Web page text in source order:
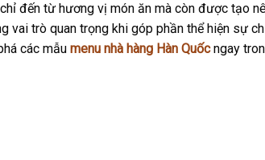
đến từ hương vị món ăn mà còn được tạo
vai trò quan trọng khi góp phần thể hiện sự
các mẫu menu nhà hàng Hàn Quốcngay